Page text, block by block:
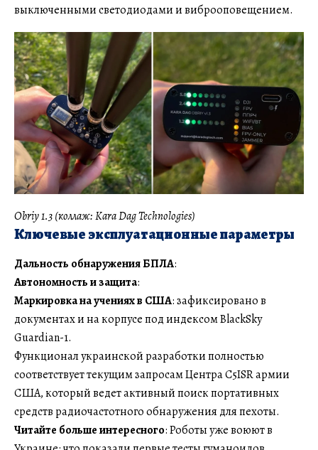
выключенными светодиодами и виброоповещением.
Obriy 1.3 (коллаж: Kara Dag Technologies)
Ключевые эксплуатационные параметры
Дальность обнаружения БПЛА:
Автономность и защита:
Маркировка на учениях в США: зафиксировано в
документах и на корпусе под индексом BlackSky
Guardian-1.
Функционал украинской разработки полностью
соответствует текущим запросам Центра C5ISR армии
США, который ведет активный поиск портативных
средств радиочастотного обнаружения для пехоты.
Читайте больше интересного: Роботы уже воюют в